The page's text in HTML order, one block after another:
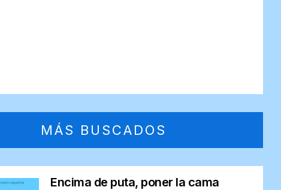
MÁS BUSCADOS
Encima de puta, poner la cama